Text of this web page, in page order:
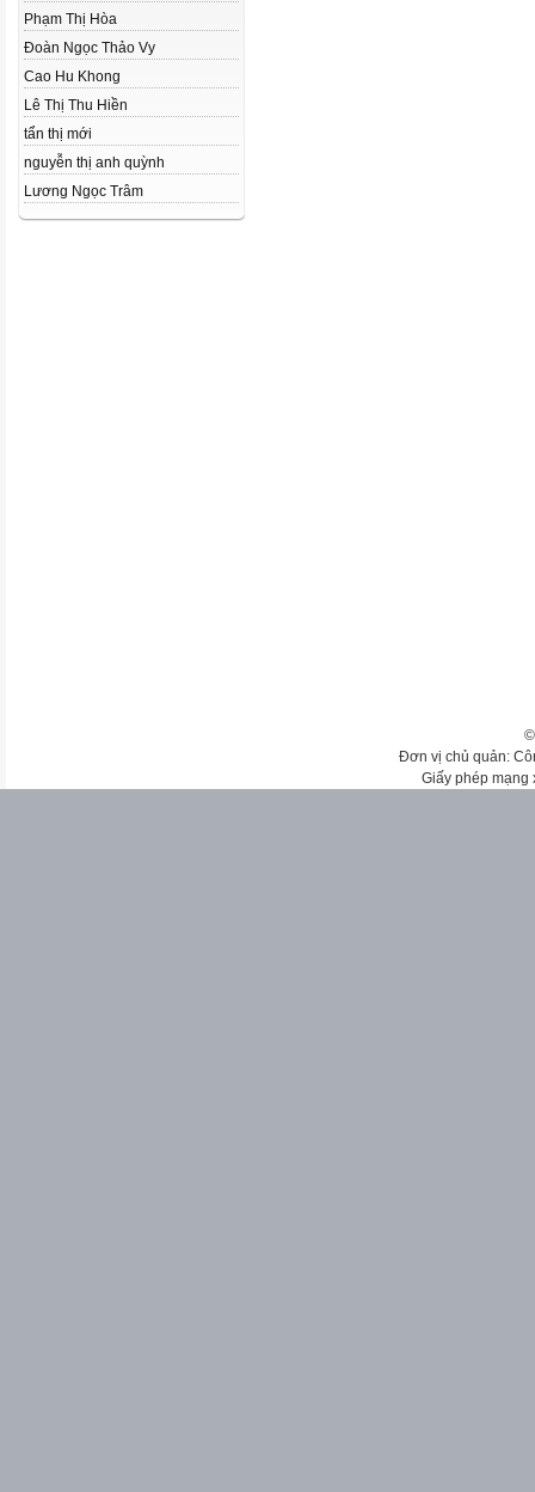
Phạm Thị Hòa
Đoàn Ngọc Thảo Vy
Cao Hu Khong
Lê Thị Thu Hiền
tẩn thị mới
nguyễn thị anh quỳnh
Lương Ngọc Trâm
Đơn vị chủ quản:
Giấy phép mạng